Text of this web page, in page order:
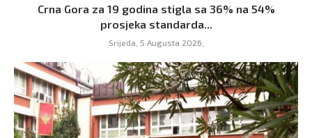
Crna Gora za 19 godina stigla sa 36% na 54%
prosjeka standarda...
Srijeda, 5 Augusta 2026,